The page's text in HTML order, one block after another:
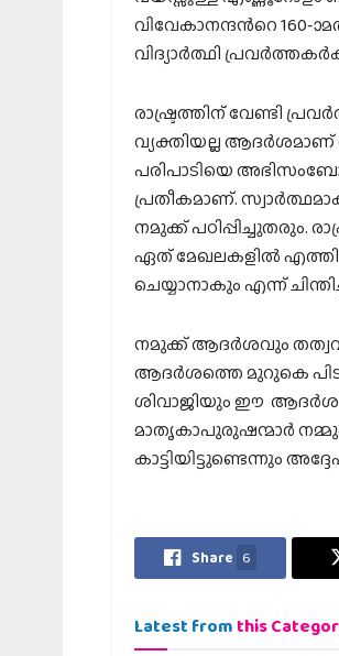
വിവേകാനന്ദന്‍റെ
വിദ്യാര്‍ത്ഥി
രാഷ്ട്രത്തിന് വേണ്ടി
വ്യക്തിയല്ല
പരിപാടിയെ
പ്രതീകമാണ്.
നമുക്ക് പഠിപ്പിച്ചുതരും.
ഏത് മേഖലകളില്‍
ചെയ്യാനാകും എന്ന്
നമുക്ക് ആദര്‍ശവും
ആദര്‍ശത്തെ മുറുകെ
ശിവാജിയും ഈ
മാതൃകാപുരുഷന്മാര്‍
കാട്ടിയിട്ടുണ്ടെന്നും
Share 6
Latest from this